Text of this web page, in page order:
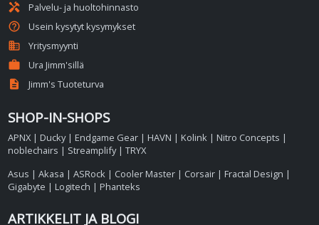
handyman
Palvelu- ja huoltohinnasto
help_outline
Usein kysytyt kysymykset
business
Yritysmyynti
work
Ura Jimm'sillä
description
Jimm's Tuoteturva
SHOP-IN-SHOPS
APNX | Ducky| Endgame Gear | HAVN | Kolink | Nitro Concepts |
noblechairs | Streamplify|TRYX
Asus |Akasa |ASRock | Cooler Master | Corsair | Fractal Design |
Gigabyte | Logitech | Phanteks
ARTIKKELIT JA BLOGI